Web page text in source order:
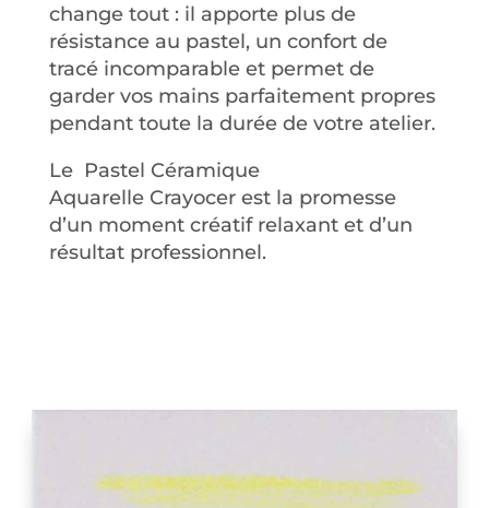
change tout : il apporte plus de
résistance au pastel, un confort de
tracé incomparable et permet de
garder vos mains parfaitement propres
pendant toute la durée de votre atelier.
Le Pastel Céramique
AquarelleCrayocer est la promesse
d’un moment créatif relaxant et d’un
résultat professionnel.